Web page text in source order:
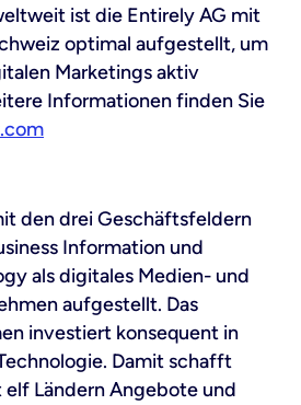
ist die Entirely AG mit
optimal aufgestellt, um
Marketings aktiv
Informationen finden Sie
den drei Geschäftsfeldern
Information und
als digitales Medien- und
aufgestellt. Das
investiert konsequent in
Damit schafft
Ländern Angebote und